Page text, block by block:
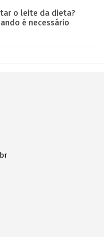
o leite da dieta?
é necessário